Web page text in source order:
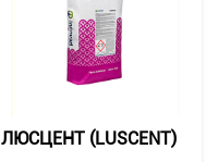
ЛЮСЦЕНТ (LUSCENT)